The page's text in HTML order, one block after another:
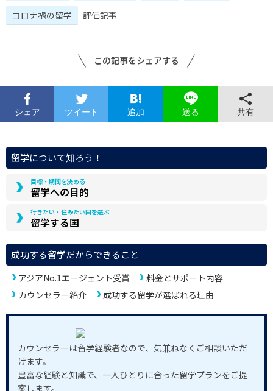
コロナ禍の留学
評価記事
この記事をシェアする
シェア ツイート 追加 送る 共有
留学について知ろう！
目標・期間を決める
留学への目的
行きたい・住みたい国を選ぶ
留学する国
成功する留学だからできること
アジアNo.1エージェント受賞
料金とサポート内容
カウンセラー紹介
成功する留学が選ばれる理由
カウンセラーは留学経験者なので、気兼ねなくご相談いただ
けます。
豊富な経験と知識で、一人ひとりに合った留学プランをご提
案します。